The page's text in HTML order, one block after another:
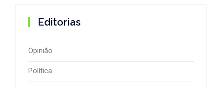
Editorias
Opinião
Política